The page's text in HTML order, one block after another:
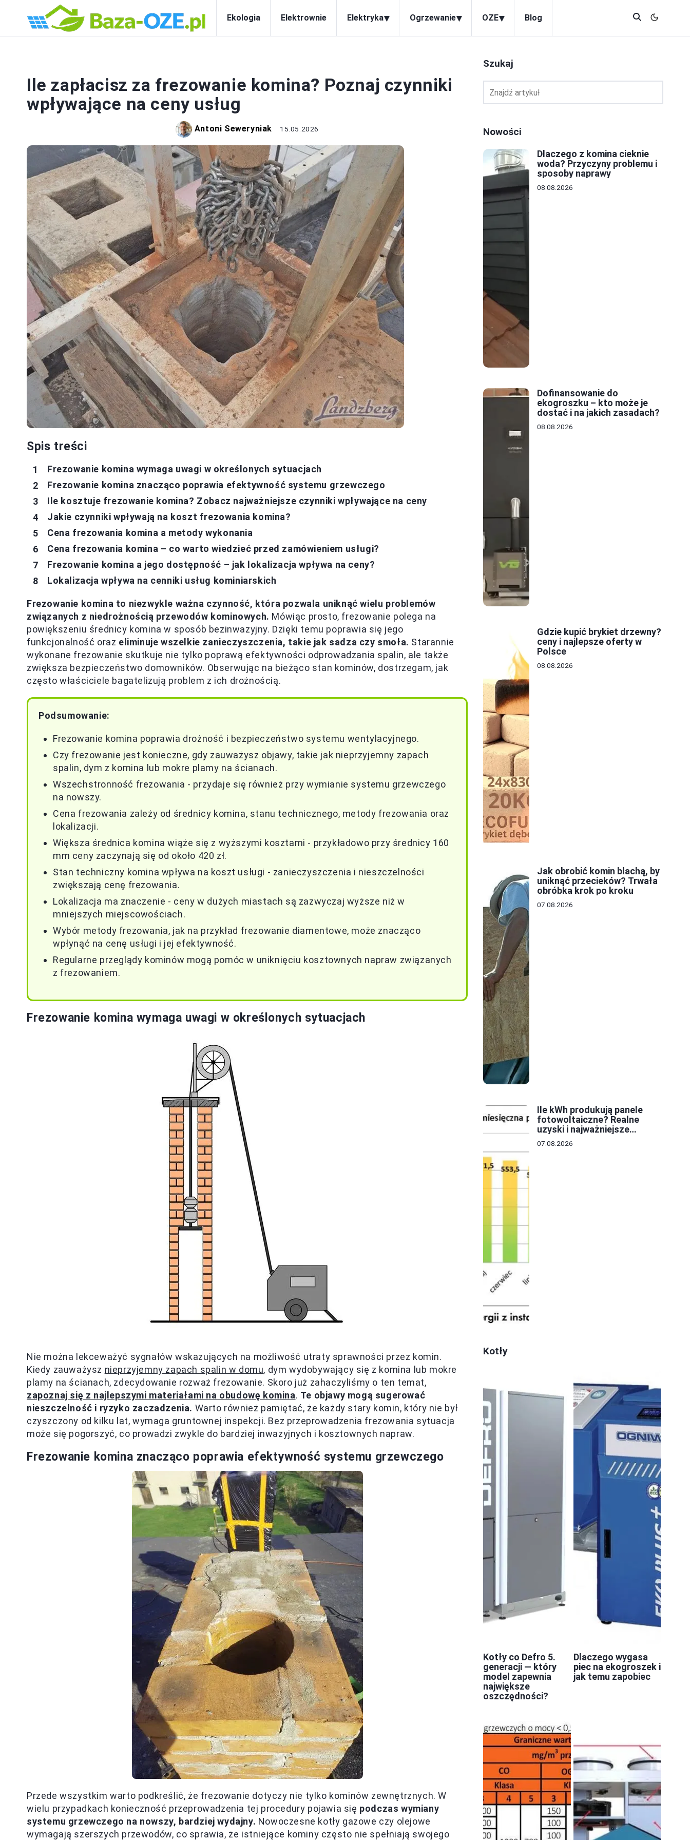
Ekologia Elektrownie Elektryka▾ Ogrzewanie▾ OZE▾ Blog
Ile zapłacisz za frezowanie komina? Poznaj czynniki
wpływające na ceny usług
Antoni Seweryniak 15.05.2026
Spis treści
Frezowanie komina wymaga uwagi w określonych sytuacjach
Frezowanie komina znacząco poprawia efektywność systemu grzewczego
Ile kosztuje frezowanie komina? Zobacz najważniejsze czynniki wpływające na ceny
Jakie czynniki wpływają na koszt frezowania komina?
Cena frezowania komina a metody wykonania
Cena frezowania komina – co warto wiedzieć przed zamówieniem usługi?
Frezowanie komina a jego dostępność – jak lokalizacja wpływa na ceny?
Lokalizacja wpływa na cenniki usług kominiarskich
Frezowanie komina to niezwykle ważna czynność, która pozwala uniknąć wielu problemów
związanych z niedrożnością przewodów kominowych. Mówiąc prosto, frezowanie polega na
powiększeniu średnicy komina w sposób bezinwazyjny. Dzięki temu poprawia się jego
funkcjonalność oraz eliminuje wszelkie zanieczyszczenia, takie jak sadza czy smoła. Starannie
wykonane frezowanie skutkuje nie tylko poprawą efektywności odprowadzania spalin, ale także
zwiększa bezpieczeństwo domowników. Obserwując na bieżąco stan kominów, dostrzegam, jak
często właściciele bagatelizują problem z ich drożnością.
Podsumowanie:
Frezowanie komina poprawia drożność i bezpieczeństwo systemu wentylacyjnego.
Czy frezowanie jest konieczne, gdy zauważysz objawy, takie jak nieprzyjemny zapach
spalin, dym z komina lub mokre plamy na ścianach.
Wszechstronność frezowania - przydaje się również przy wymianie systemu grzewczego
na nowszy.
Cena frezowania zależy od średnicy komina, stanu technicznego, metody frezowania oraz
lokalizacji.
Większa średnica komina wiąże się z wyższymi kosztami - przykładowo przy średnicy 160
mm ceny zaczynają się od około 420 zł.
Stan techniczny komina wpływa na koszt usługi - zanieczyszczenia i nieszczelności
zwiększają cenę frezowania.
Lokalizacja ma znaczenie - ceny w dużych miastach są zazwyczaj wyższe niż w
mniejszych miejscowościach.
Wybór metody frezowania, jak na przykład frezowanie diamentowe, może znacząco
wpłynąć na cenę usługi i jej efektywność.
Regularne przeglądy kominów mogą pomóc w uniknięciu kosztownych napraw związanych
z frezowaniem.
Frezowanie komina wymaga uwagi w określonych sytuacjach
Nie można lekceważyć sygnałów wskazujących na możliwość utraty sprawności przez komin.
Kiedy zauważysz nieprzyjemny zapach spalin w domu, dym wydobywający się z komina lub mokre
plamy na ścianach, zdecydowanie rozważ frezowanie. Skoro już zahaczyliśmy o ten temat,
zapoznaj się z najlepszymi materiałami na obudowę komina. Te objawy mogą sugerować
nieszczelność i ryzyko zaczadzenia. Warto również pamiętać, że każdy stary komin, który nie był
czyszczony od kilku lat, wymaga gruntownej inspekcji. Bez przeprowadzenia frezowania sytuacja
może się pogorszyć, co prowadzi zwykle do bardziej inwazyjnych i kosztownych napraw.
Frezowanie komina znacząco poprawia efektywność systemu grzewczego
Przede wszystkim warto podkreślić, że frezowanie dotyczy nie tylko kominów zewnętrznych. W
wielu przypadkach konieczność przeprowadzenia tej procedury pojawia się podczas wymiany
systemu grzewczego na nowszy, bardziej wydajny. Nowoczesne kotły gazowe czy olejowe
wymagają szerszych przewodów, co sprawia, że istniejące kominy często nie spełniają swojego
Szukaj
Nowości
Dlaczego z komina cieknie
woda? Przyczyny problemu i
sposoby naprawy
08.08.2026
Dofinansowanie do
ekogroszku – kto może je
dostać i na jakich zasadach?
08.08.2026
Gdzie kupić brykiet drzewny?
ceny i najlepsze oferty w
Polsce
08.08.2026
Jak obrobić komin blachą, by
uniknąć przecieków? Trwała
obróbka krok po kroku
07.08.2026
Ile kWh produkują panele
fotowoltaiczne? Realne
uzyski i najważniejsze
czynniki
07.08.2026
Kotły
Kotły co Defro 5.
generacji — który
model zapewnia
największe
oszczędności?
Dlaczego wygasa
piec na ekogroszek i
jak temu zapobiec